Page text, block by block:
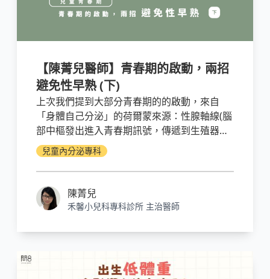
【陳菁兒醫師】青春期的啟動，兩招
避免性早熟 (下)
上次我們提到大部分青春期的的啟動，來自
「身體自己分泌」的荷爾蒙來源：性腺軸線(腦
部中樞發出進入青春期訊號，傳遞到生殖器官
所引發的青春期)。除此之外，我們身體的腎上
腺還有脂肪細胞等也會分泌性荷爾蒙喔！
兒童內分泌專科
陳菁兒
禾馨小兒科專科診所 主治醫師